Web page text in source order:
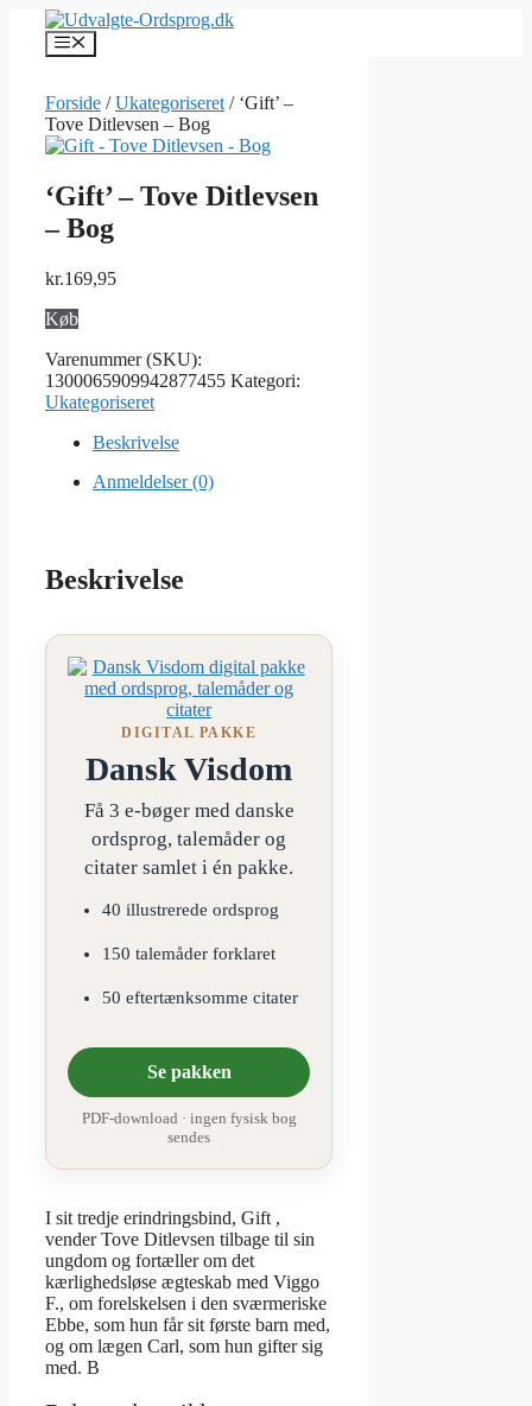
indhold
Menu
Forside /Ukategoriseret / ‘Gift’ –
Tove Ditlevsen – Bog
‘Gift’ – Tove Ditlevsen
– Bog
kr.169,95
Køb
Varenummer (SKU):
1300065909942877455 Kategori:
Ukategoriseret
Beskrivelse
Anmeldelser (0)
Beskrivelse
DIGITAL PAKKE
Dansk Visdom
Få 3 e-bøger med danske
ordsprog, talemåder og
citater samlet i én pakke.
40 illustrerede ordsprog
150 talemåder forklaret
50 eftertænksomme citater
Se pakken
PDF-download · ingen fysisk bog
sendes
I sit tredje erindringsbind, Gift ,
vender Tove Ditlevsen tilbage til sin
ungdom og fortæller om det
kærlighedsløse ægteskab med Viggo
F., om forelskelsen i den sværmeriske
Ebbe, som hun får sit første barn med,
og om lægen Carl, som hun gifter sig
med. B